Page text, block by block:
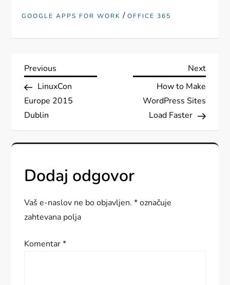
GOOGLE APPS FOR WORK /OFFICE 365
N
a
v
i
g
a
c
i
Previous
Post
Previous
LinuxCon
Europe 2015
Dublin
Next
Next
How to Make
WordPress Sites
Load Faster
Dodaj odgovor
Vaš e-naslov ne bo objavljen. *označuje
zahtevana polja
Komentar*